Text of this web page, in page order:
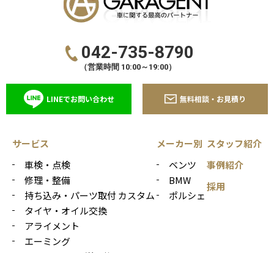
042-735-8790
（営業時間 10:00～19:00）
LINEでお問い合わせ 無料相談・お見積り
サービス
車検・点検
修理・整備
持ち込み・パーツ取付 カスタム
タイヤ・オイル交換
アライメント
エーミング
メーカー別
ベンツ
BMW
ポルシェ
スタッフ紹介
事例紹介
採用